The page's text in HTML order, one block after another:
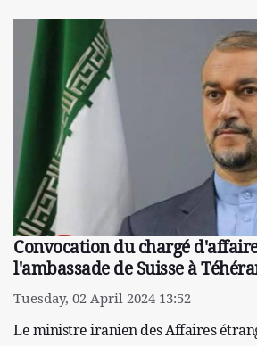
Convocation du chargé
l'ambassade de Suisse à
Tuesday, 02 April 2024 13:52
Le ministre iranien des Affaires